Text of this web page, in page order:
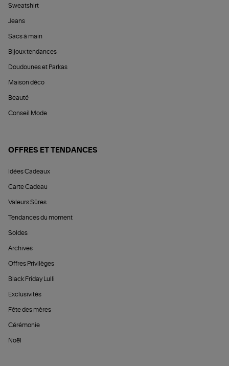
Sweatshirt
Jeans
Sacs à main
Bijoux tendances
Doudounes et Parkas
Maison déco
Beauté
Conseil Mode
OFFRES ET TENDANCES
Idées Cadeaux
Carte Cadeau
Valeurs Sûres
Tendances du moment
Soldes
Archives
Offres Privilèges
Black Friday Lulli
Exclusivités
Fête des mères
Cérémonie
Noël